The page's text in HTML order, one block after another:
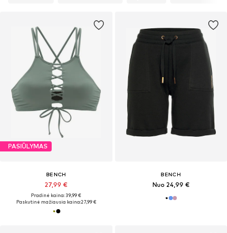
PASIŪLYMAS
BENCH
27,99 €
Pradinė kaina: 39,99 €
Paskutinė mažiausia kaina:27,99 €
BENCH
Nuo 24,99 €